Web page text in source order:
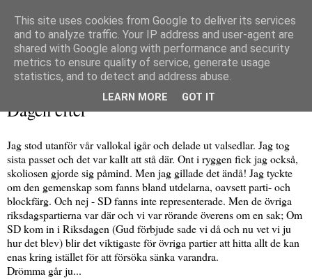
måndag 20 september 2010
Dagen efter
Jag stod utanför vår vallokal igår och delade ut valsedlar. Jag tog
sista passet och det var kallt att stå där. Ont i ryggen fick jag också,
skoliosen gjorde sig påmind. Men jag gillade det ändå! Jag tyckte
om den gemenskap som fanns bland utdelarna, oavsett parti- och
blockfärg. Och nej - SD fanns inte representerade. Men de övriga
riksdagspartierna var där och vi var rörande överens om en sak; Om
SD kom in i Riksdagen (Gud förbjude sade vi då och nu vet vi ju
hur det blev) blir det viktigaste för övriga partier att hitta allt de kan
enas kring istället för att försöka sänka varandra.
Drömma går ju...
This site uses cookies from Google to deliver its services
and to analyze traffic. Your IP address and user-agent are
shared with Google along with performance and security
metrics to ensure quality of service, generate usage
statistics, and to detect and address abuse.
LEARN MORE GOT IT